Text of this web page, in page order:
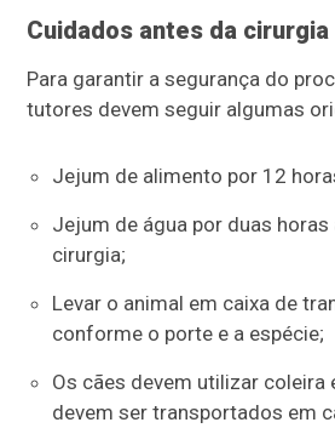
Cuidados antes da cirurgia
Para garantir a segurança do
tutores devem seguir algumas
Jejum de alimento por 12
Jejum de água por duas horas
cirurgia;
Levar o animal em caixa de
conforme o porte e a espécie;
Os cães devem utilizar coleira
devem ser transportados em